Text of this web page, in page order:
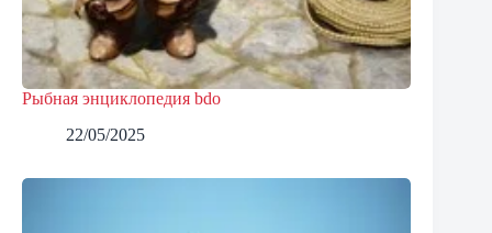
Рыбная энциклопедия bdo
22/05/2025